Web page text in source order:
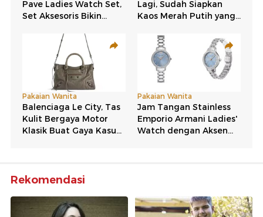
Rekomendasi